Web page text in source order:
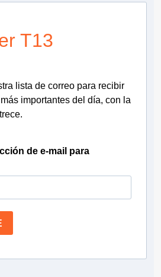
T13
lista de correo para recibir
importantes del día, con la
de e-mail para